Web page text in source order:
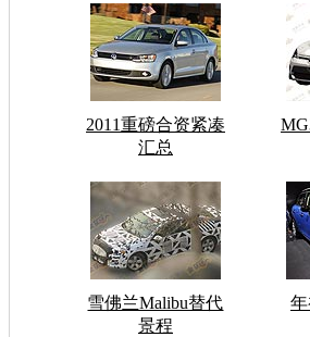
2011重磅合资紧凑
汇总
雪佛兰Malibu替代
景程